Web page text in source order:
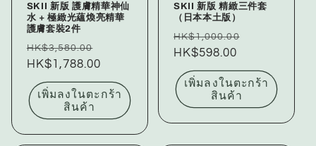
SKII 新版 護膚精華神仙
水 + 極緻光蘊煥亮精華
護膚套裝2件
ราคา
ปกติ
HK$3,580.00
โปรโมชัน
HK$1,788.00
เพิ่มลงในตะกร้า
สินค้า
SKII 新版 精緻三件套
（日本本土版）
ราคา
ปกติ
HK$1,000.00
HK$598.00
เพิ่มลงในตะกร้า
สินค้า